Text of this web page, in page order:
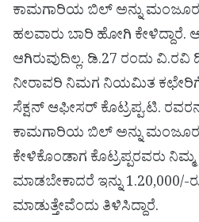
ಕಾಮಗಾರಿಯ ಬಿಲ್ ಅನ್ನು
ಹಲವಾರು ಬಾರಿ ಹೋಗಿ
ಆಗಿರುವುದಿಲ್ಲ. ಡಿ.27 ರಂದು
ನೀರಾವರಿ ನಿಮಗ ನಿಯಮಿತ
ಸೆಕ್ಷನ್ ಆಫೀಸರ್ ಕೊಟ್ರಪ್ಪ.ಟಿ.
ಕಾಮಗಾರಿಯ ಬಿಲ್ ಅನ್ನು
ಕೇಳಿಕೊಂಡಾಗ ಕೊಟ್ರಪ್ಪರವರು
ಮಾಡಬೇಕಾದರೆ ಇನ್ನು 1.20,000/-
ಮಾಡುತ್ತೇವೆಂದು ತಿಳಿಸಿದ್ದಾರೆ.